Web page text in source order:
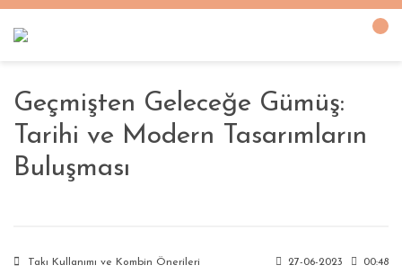
Geçmişten Geleceğe Gümüş:
Tarihi ve Modern Tasarımların
Buluşması
Takı Kullanımı ve Kombin Önerileri 27-06-2023 00:48